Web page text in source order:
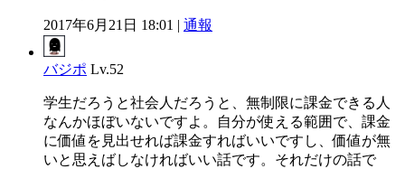
2017年6月21日 18:01 | 通報
バジポ Lv.52
学生だろうと社会人だろうと、無制限に課金できる人
なんかほぼいないですよ。自分が使える範囲で、課金
に価値を見出せれば課金すればいいですし、価値が無
いと思えばしなければいい話です。それだけの話で